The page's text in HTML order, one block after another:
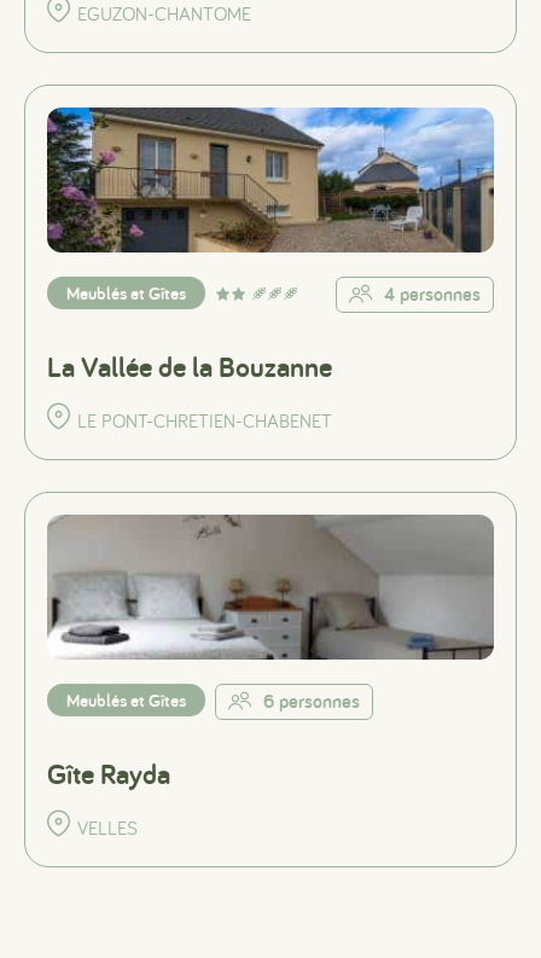
EGUZON-CHANTOME
Meublés et Gîtes 4 personnes
La Vallée de la Bouzanne
LE PONT-CHRETIEN-CHABENET
Meublés et Gîtes 6 personnes
Gîte Rayda
VELLES